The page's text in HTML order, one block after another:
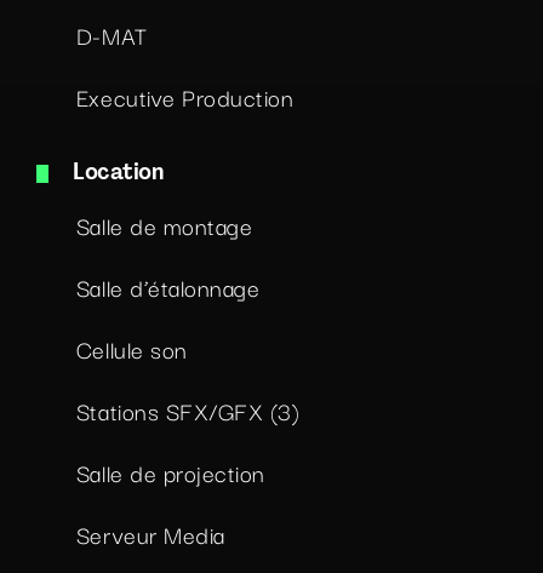
D-MAT
Executive Production
Location
Salle de montage
Salle d’étalonnage
Cellule son
Stations SFX/GFX (3)
Salle de projection
Serveur Media